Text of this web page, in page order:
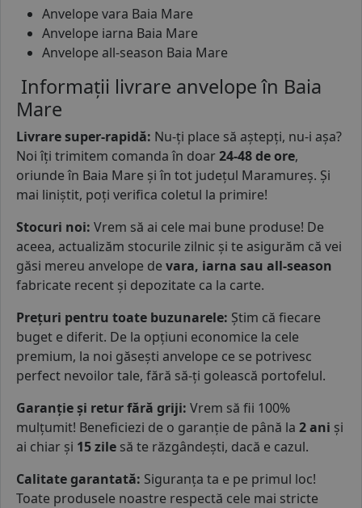
Anvelope vara Baia Mare
Anvelope iarna Baia Mare
Anvelope all-season Baia Mare
Informații livrare anvelope în Baia
Mare
Livrare super-rapidă: Nu-ți place să aștepți, nu-i așa?
Noi îți trimitem comanda în doar24-48 de ore,
oriunde în Baia Mare și în tot județul Maramureș. Și
mai liniștit, poți verifica coletul la primire!
Stocuri noi: Vrem să ai cele mai bune produse! De
aceea, actualizăm stocurile zilnic și te asigurăm că vei
găsi mereu anvelope de vara, iarna sau all-season
fabricate recent și depozitate ca la carte.
Prețuri pentru toate buzunarele: Știm că fiecare
buget e diferit. De la opțiuni economice la cele
premium, la noi găsești anvelope ce se potrivesc
perfect nevoilor tale, fără să-ți golească portofelul.
Garanție și retur fără griji: Vrem să fii 100%
mulțumit! Beneficiezi de o garanție de până la 2 ani și
ai chiar și 15 zile să te răzgândești, dacă e cazul.
Calitate garantată: Siguranța ta e pe primul loc!
Toate produsele noastre respectă cele mai stricte